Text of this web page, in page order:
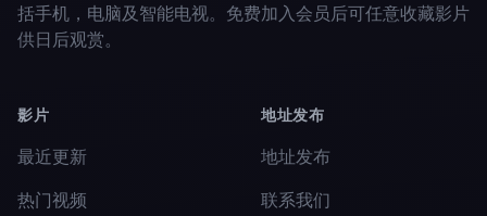
括手机，电脑及智能电视。免费加入会员后可任意收藏影片
供日后观赏。
影片
最近更新
热门视频
地址发布
地址发布
联系我们